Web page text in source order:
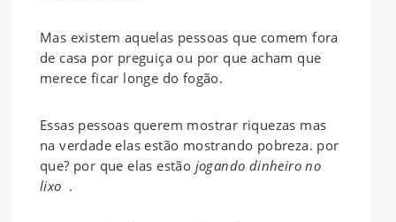
Mas existem aquelas pessoas que comem fora
de casa por preguiça ou por que acham que
merece ficar longe do fogão.
Essas pessoas querem mostrar riquezas mas
na verdade elas estão mostrando pobreza. por
que? por que elas estão jogando dinheiro no
lixo .